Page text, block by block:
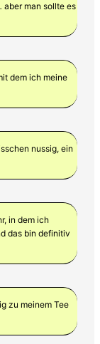
aber man sollte es
dem ich meine
nussig, ein
in dem ich
das bin definitiv
zu meinem Tee